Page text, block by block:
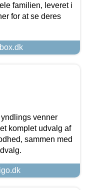
familien, leveret i
for at se deres
venner
komplet udvalg af
sammen med